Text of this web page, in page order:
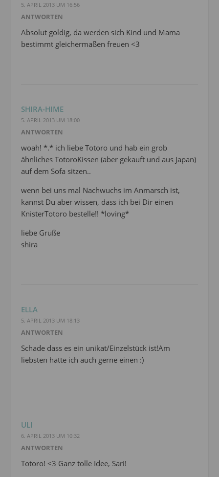
5. APRIL 2013 UM 16:56
ANTWORTEN
Absolut goldig, da werden sich Kind und Mama
bestimmt gleichermaßen freuen <3
SHIRA-HIME
5. APRIL 2013 UM 18:00
ANTWORTEN
woah! *.* ich liebe Totoro und hab ein grob
ähnliches TotoroKissen (aber gekauft und aus Japan)
auf dem Sofa sitzen..
wenn bei uns mal Nachwuchs im Anmarsch ist,
kannst Du aber wissen, dass ich bei Dir einen
KnisterTotoro bestelle!! *loving*
liebe Grüße
shira
ELLA
5. APRIL 2013 UM 18:13
ANTWORTEN
Schade dass es ein unikat/Einzelstück ist!Am
liebsten hätte ich auch gerne einen :)
ULI
6. APRIL 2013 UM 10:32
ANTWORTEN
Totoro! <3 Ganz tolle Idee, Sari!